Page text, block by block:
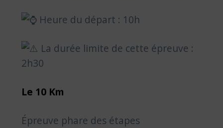
Heure du départ : 10h
La durée limite de cette épreuve :
2h30
Le 10 Km
Épreuve phare des étapes